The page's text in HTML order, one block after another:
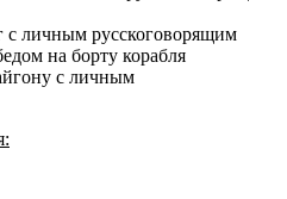
личным русскоговорящим
на борту корабля
с личным